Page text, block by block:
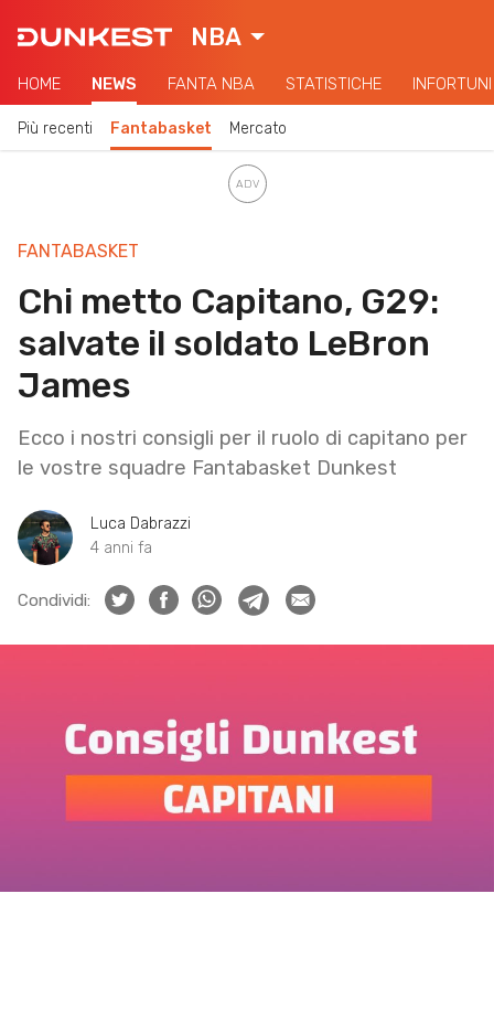
NBA
HOME NEWS FANTA NBA STATISTICHE INFORTUNI
Più recenti Fantabasket Mercato
FANTABASKET
Chi metto Capitano, G29:
salvate il soldato LeBron
James
Ecco i nostri consigli per il ruolo di capitano per
le vostre squadre Fantabasket Dunkest
Luca Dabrazzi
4 anni fa
Condividi: